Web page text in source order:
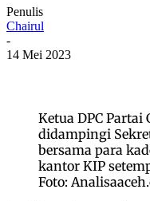
Penulis
Chairul
-
14 Mei 2023
Ketua DPC
didampingi
bersama para
kantor KIP
Foto: